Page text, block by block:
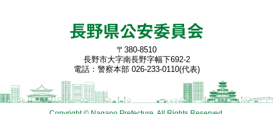
〒380-8510
長野市大字南長野字幅下692-2
電話：警察本部 026-233-0110(代表)